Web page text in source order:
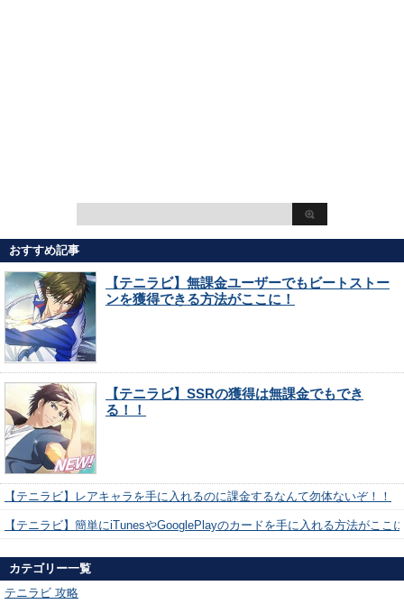
おすすめ記事
【テニラビ】無課金ユーザーでもビートストー
ンを獲得できる方法がここに！
【テニラビ】SSRの獲得は無課金でもでき
る！！
【テニラビ】レアキャラを手に入れるのに課金するなんて勿体ないぞ！！
【テニラビ】簡単にiTunesやGooglePlayのカードを手に入れる方法がここ
カテゴリー一覧
テニラビ 攻略